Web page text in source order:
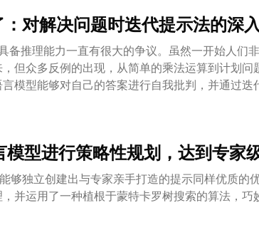
多样的代码生成选项的卓越能力。
对解决问题时迭代提示法的深
备推理能力一直有很大的争议。虽然一开始人们
但众多反例的出现，从简单的乘法运算到计划问
模型能够对自己的答案进行自我批判，并通过迭
验证一个答案的正确性应该比产生答案更为简单
型进行策略性规划，达到专家
够独立创建出与专家亲手打造的提示同样优质的
并运用了一种植根于蒙特卡罗树搜索的算法，巧